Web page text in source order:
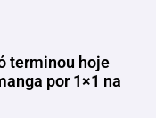
terminou hoje
por 1×1 na